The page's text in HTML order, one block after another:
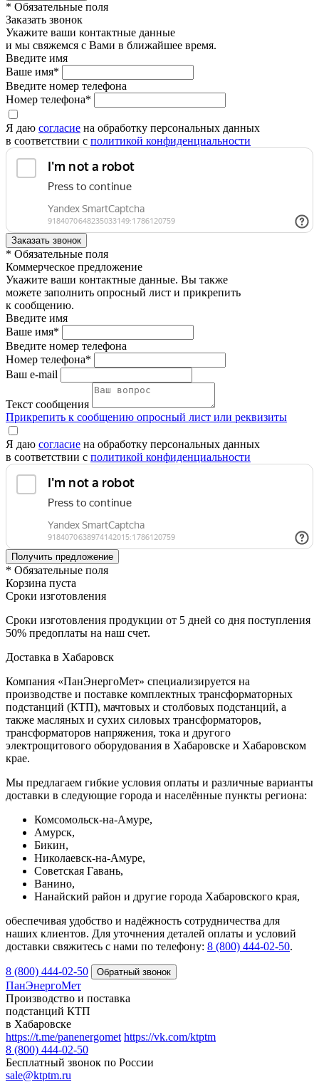
* Обязательные поля
Заказать звонок
Укажите ваши контактные данные
и мы свяжемся с Вами в ближайшее время.
Введите имя
Ваше имя*
Введите номер телефона
Номер телефона*
Я даю согласие на обработку персональных данных
в соответствии с политикой конфиденциальности
* Обязательные поля
Коммерческое предложение
Укажите ваши контактные данные. Вы также
можете заполнить опросный лист и прикрепить
к сообщению.
Введите имя
Ваше имя*
Введите номер телефона
Номер телефона*
Ваш e-mail
Текст сообщения
Прикрепить к сообщению опросный лист или реквизиты
Я даю согласие на обработку персональных данных
в соответствии с политикой конфиденциальности
* Обязательные поля
Корзина пуста
Сроки изготовления
Сроки изготовления продукции от 5 дней со дня поступления
50% предоплаты на наш счет.
Доставка в Хабаровск
Компания «ПанЭнергоМет» специализируется на
производстве и поставке комплектных трансформаторных
подстанций (КТП), мачтовых и столбовых подстанций, а
также масляных и сухих силовых трансформаторов,
трансформаторов напряжения, тока и другого
электрощитового оборудования в Хабаровске и Хабаровском
крае.
Мы предлагаем гибкие условия оплаты и различные варианты
доставки в следующие города и населённые пункты региона:
Комсомольск-на-Амуре,
Амурск,
Бикин,
Николаевск-на-Амуре,
Советская Гавань,
Ванино,
Нанайский район и другие города Хабаровского края,
обеспечивая удобство и надёжность сотрудничества для
наших клиентов. Для уточнения деталей оплаты и условий
доставки свяжитесь с нами по телефону: 8 (800) 444‑02‑50.
8 (800) 444-02-50
ПанЭнергоМет
Производство и поставка
подстанций КТП
в Хабаровске
https://t.me/panenergomet https://vk.com/ktptm
8 (800) 444-02-50
Бесплатный звонок по России
sale@ktptm.ru